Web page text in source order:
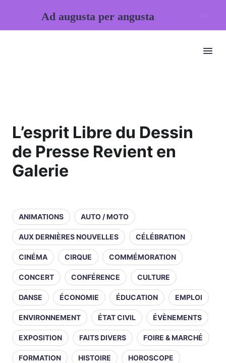
L’esprit Libre du Dessin
de Presse Revient en
Galerie
ANIMATIONS AUTO / MOTO
AUX DERNIÈRES NOUVELLES CÉLÉBRATION
CINÉMA CIRQUE COMMÉMORATION
CONCERT CONFÉRENCE CULTURE
DANSE ÉCONOMIE ÉDUCATION EMPLOI
ENVIRONNEMENT ÉTAT CIVIL ÉVÈNEMENTS
EXPOSITION FAITS DIVERS FOIRE & MARCHÉ
FORMATION HISTOIRE HOROSCOPE
Ad augusta per angusta